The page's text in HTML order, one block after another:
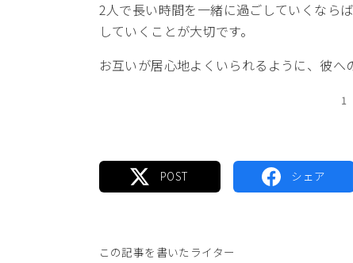
2人で長い時間を一緒に過ごしていくなら
していくことが大切です。
お互いが居心地よくいられるように、彼へ
1
この記事を書いたライター